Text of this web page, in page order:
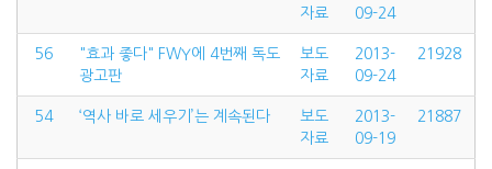
자료
09-24
56
"효과 좋다" FWY에 4번째 독도
광고판
보도
자료
2013-
09-24
21928
54 ‘역사 바로 세우기’는 계속된다
보도
자료
2013-
09-19
21887